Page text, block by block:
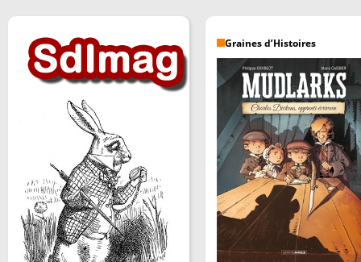
Graines d’Histoires